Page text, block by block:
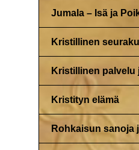
Jumala – Isä ja
Kristillinen
Kristillinen palvelu
Kristityn elämä
Rohkaisun sanoja